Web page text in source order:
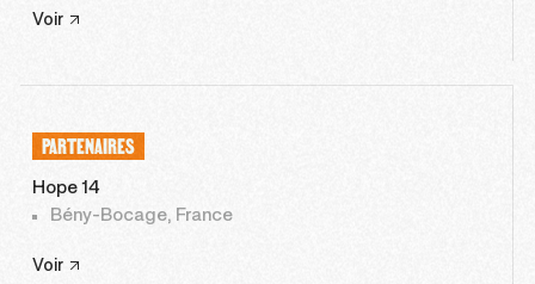
Voir
PARTENAIRES
Hope 14
Bény-Bocage, France
Voir